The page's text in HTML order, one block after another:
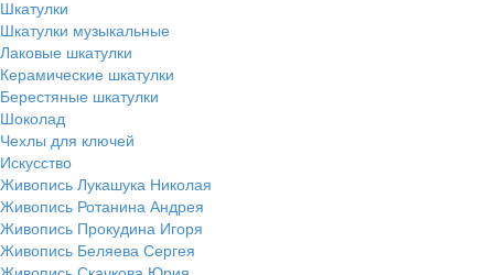
Шкатулки
Шкатулки музыкальные
Лаковые шкатулки
Керамические шкатулки
Берестяные шкатулки
Шоколад
Чехлы для ключей
Искусство
Живопись Лукашука Николая
Живопись Ротанина Андрея
Живопись Прокудина Игоря
Живопись Беляева Сергея